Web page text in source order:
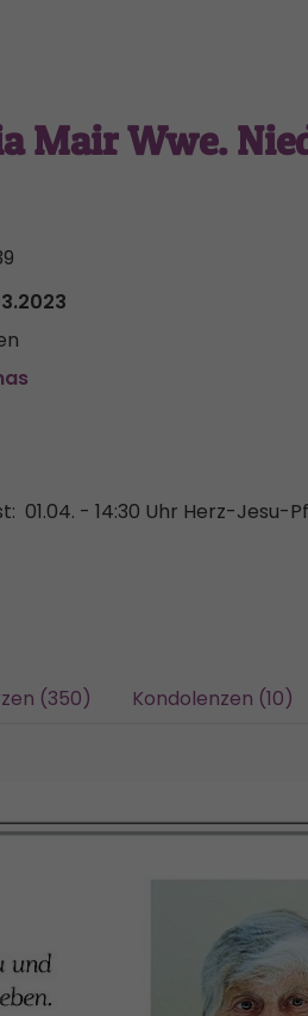
Mair Wwe.
01.04. - 14:30 Uhr Herz-Jesu-
(350) Kondolenzen (10)